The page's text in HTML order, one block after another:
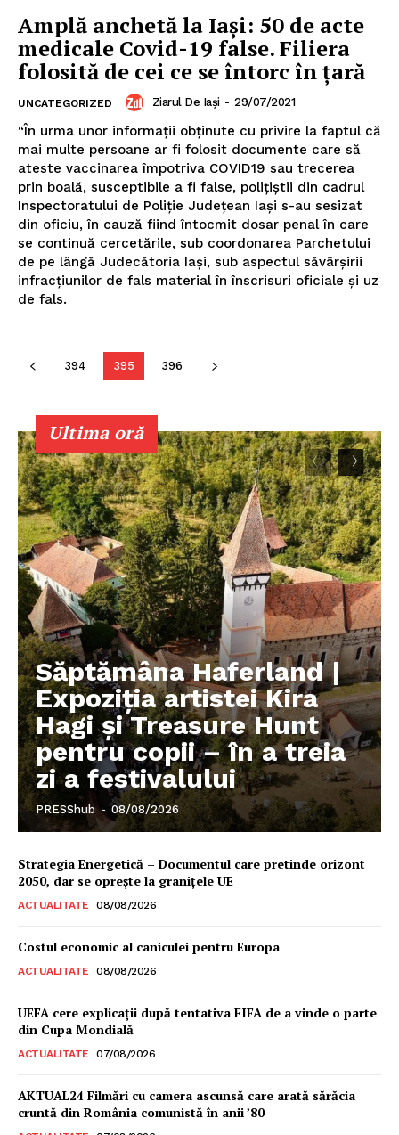
Un proiect
FREEDOM HOUSE ROMÂNIA
PRESShub
Despre noi / Echipa
Proiecte editoriale
Rețea
Amplă anchetă la Iaşi: 50 de acte
medicale Covid-19 false. Filiera
folosită de cei ce se întorc în ţară
UNCATEGORIZED Ziarul De Iași - 29/07/2021
“În urma unor informaţii obţinute cu privire la faptul că
mai multe persoane ar fi folosit documente care să
ateste vaccinarea împotriva COVID19 sau trecerea
prin boală, susceptibile a fi false, poliţiştii din cadrul
Inspectoratului de Poliţie Judeţean Iaşi s-au sesizat
din oficiu, în cauză fiind întocmit dosar penal în care
se continuă cercetările, sub coordonarea Parchetului
de pe lângă Judecătoria Iaşi, sub aspectul săvârşirii
infracţiunilor de fals material în înscrisuri oficiale şi uz
de fals.
394 395 396
Ultima oră
Săptămâna Haferland |
Expoziţia artistei Kira
Hagi şi Treasure Hunt
pentru copii – în a treia
zi a festivalului
PRESShub - 08/08/2026
Strategia Energetică – Documentul care pretinde orizont
2050, dar se oprește la granițele UE
ACTUALITATE 08/08/2026
Costul economic al caniculei pentru Europa
ACTUALITATE 08/08/2026
UEFA cere explicații după tentativa FIFA de a vinde o parte
din Cupa Mondială
ACTUALITATE 07/08/2026
AKTUAL24 Filmări cu camera ascunsă care arată sărăcia
cruntă din România comunistă în anii ’80